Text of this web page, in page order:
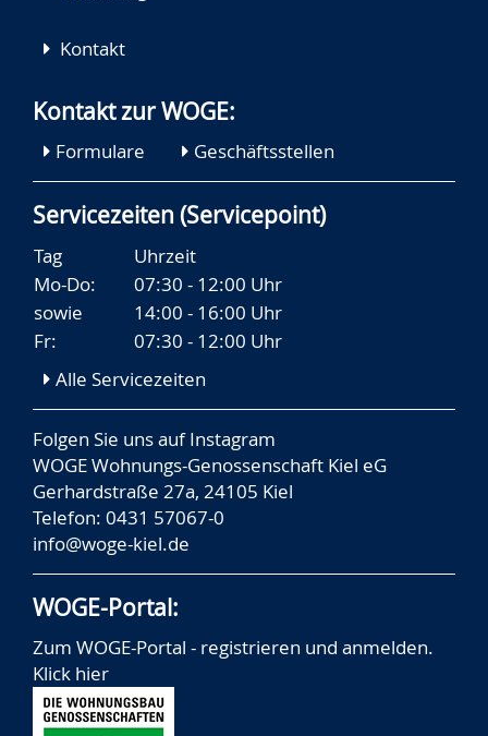
Kontakt
Kontakt zur WOGE:
Formulare Geschäftsstellen
Servicezeiten (Servicepoint)
Tag
Uhrzeit
Mo-Do:
07:30 - 12:00 Uhr
sowie
14:00 - 16:00 Uhr
Fr:
07:30 - 12:00 Uhr
Alle Servicezeiten
Folgen Sie uns aufInstagram
WOGE Wohnungs-Genossenschaft Kiel eG
Gerhardstraße 27a, 24105 Kiel
Telefon: 0431 57067-0
info@woge-kiel.de
WOGE-Portal:
Zum WOGE-Portal - registrieren und anmelden.
Klick hier